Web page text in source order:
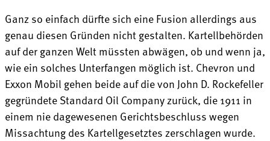
Ganz so einfach dürfte sich eine Fusion allerdings aus
genau diesen Gründen nicht gestalten. Kartellbehörden
auf der ganzen Welt müssten abwägen, ob und wenn ja,
wie ein solches Unterfangen möglich ist. Chevron und
Exxon Mobil gehen beide auf die von John D. Rockefeller
gegründete Standard Oil Company zurück, die 1911 in
einem nie dagewesenen Gerichtsbeschluss wegen
Missachtung des Kartellgesetztes zerschlagen wurde.